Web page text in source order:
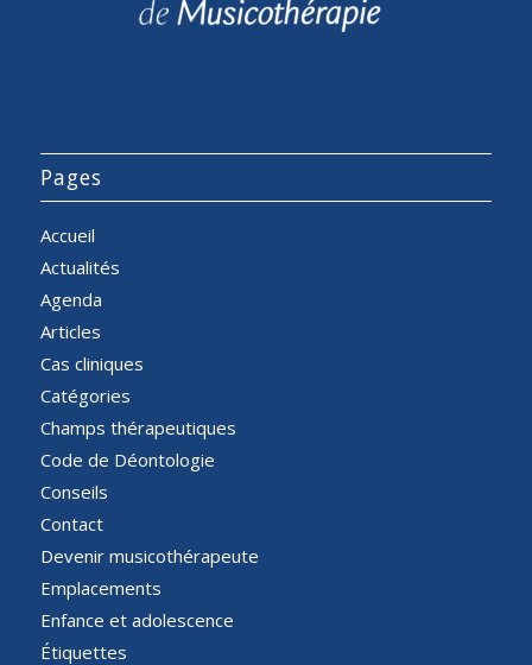
Pages
Accueil
Actualités
Agenda
Articles
Cas cliniques
Catégories
Champs thérapeutiques
Code de Déontologie
Conseils
Contact
Devenir musicothérapeute
Emplacements
Enfance et adolescence
Étiquettes